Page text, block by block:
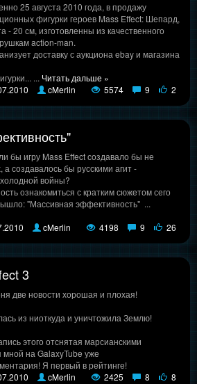
25 августа 2010 года, в продажу
фигурки героев Mass Effect: Шепард,
- 20 см, изготовленны из качественного
action-man.
доставку с аукциона ebay и магазина
... Читать дальше »
cMerlin 5574 9 2
бы игру Mass Effect создавало бы не
создавалось бы русскими агит -
войны?
ознакомиться с кратким сюжетом сего
"Массивная эффективность" ...
cMerlin 4198 9 26
3
две новости хорошая и плохая!
из ниоткуда и уничтожила Землю!
этого отснятая марсианскими
на GalaxyTube уже
Я первый в рейтинге!
cMerlin 2425 8 8